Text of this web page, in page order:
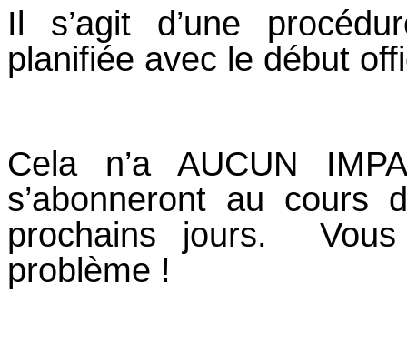
Il s’agit d’une
planifiée avec le début
Cela n’a AUCUN
s’abonneront au cours
prochains jours.
problème !